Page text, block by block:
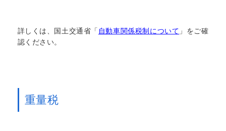
詳しくは、国土交通省「 自動車関係税制について 」をご確
認ください。
重量税